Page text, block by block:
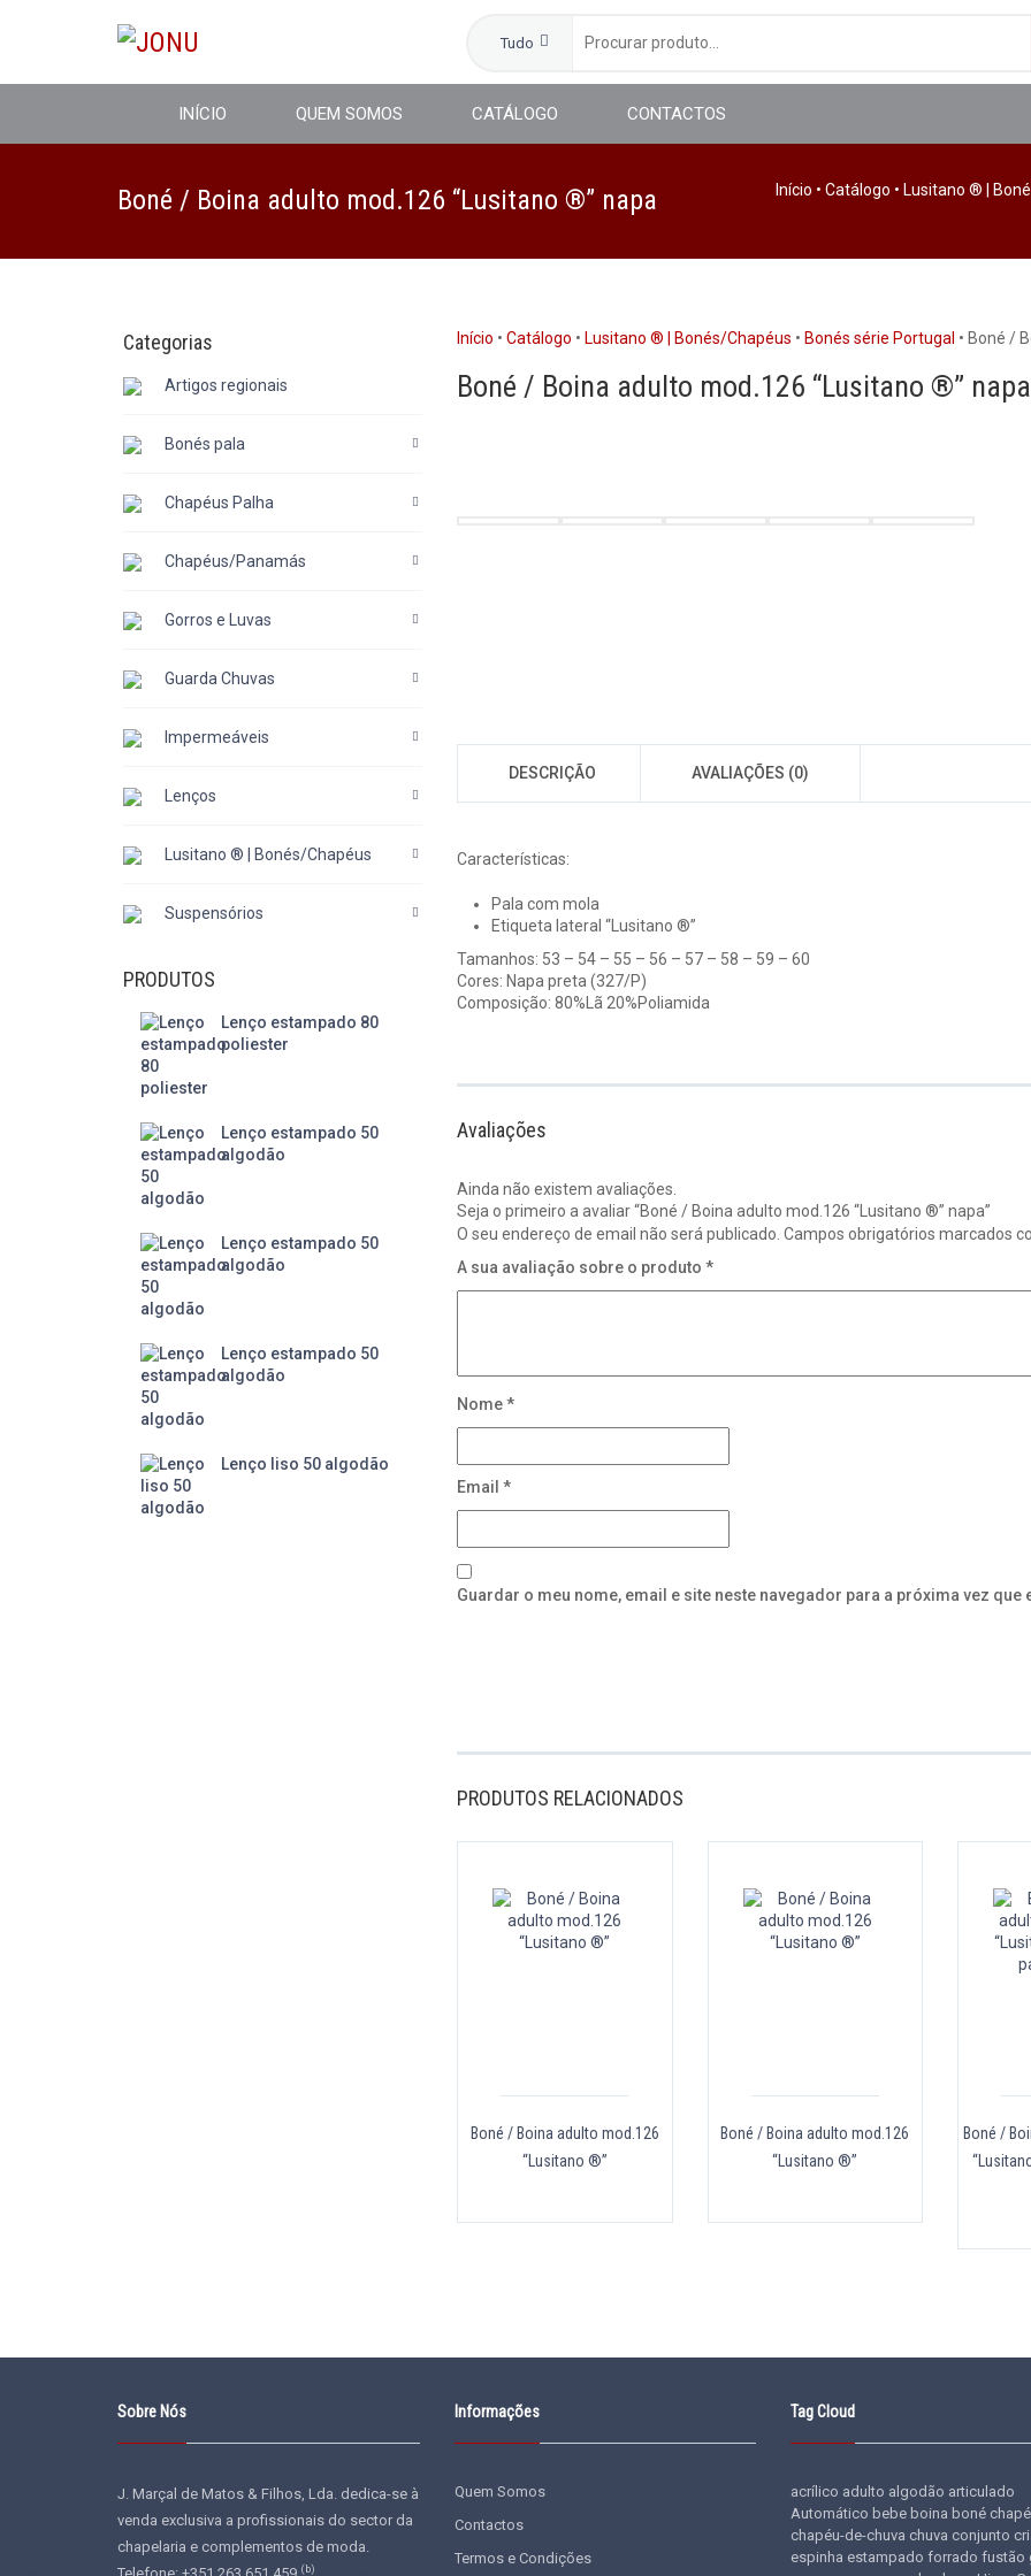
Tudo
INÍCIO QUEM SOMOS CATÁLOGO CONTACTOS
Boné / Boina adulto mod.126 “Lusitano ®” napa Início • Catálogo • Lusitano ® |
Início • Catálogo • Lusitano ® | Bonés/Chapéus • Bonés série Portugal • Boné /
Boné / Boina adulto mod.126 “Lusitano ®” napa
DESCRIÇÃO AVALIAÇÕES (0)
Características:
Pala com mola
Etiqueta lateral “Lusitano ®”
Tamanhos: 53 – 54 – 55 – 56 – 57 – 58 – 59 – 60
Cores: Napa preta (327/P)
Composição: 80%Lã 20%Poliamida
Avaliações
Ainda não existem avaliações.
Seja o primeiro a avaliar “Boné / Boina adulto mod.126 “Lusitano ®” napa”
O seu endereço de email não será publicado. Campos obrigatórios marcados
A sua avaliação sobre o produto *
Nome*
Email *
Guardar o meu nome, email e site neste navegador para a próxima vez que
PRODUTOS RELACIONADOS
Boné / Boina adulto mod.126
“Lusitano ®”
Boné / Boina adulto mod.126
“Lusitano ®”
Boné /
Categorias
Artigos regionais
Bonés pala
Chapéus Palha
Chapéus/Panamás
Gorros e Luvas
Guarda Chuvas
Impermeáveis
Lenços
Lusitano ® | Bonés/Chapéus
Suspensórios
PRODUTOS
Lenço estampado 80
poliester
Lenço estampado 50
algodão
Lenço estampado 50
algodão
Lenço estampado 50
algodão
Lenço liso 50 algodão
Sobre Nós
J. Marçal de Matos & Filhos, Lda. dedica-se à
venda exclusiva a profissionais do sector da
chapelaria e complementos de moda.
(b)
Informações
Quem Somos
Contactos
Termos e Condições
Tag Cloud
acrílico adulto algodão articulado
Automático bebe boina boné
chapéu-de-chuva chuva conjunto
espinha estampado forrado fustão